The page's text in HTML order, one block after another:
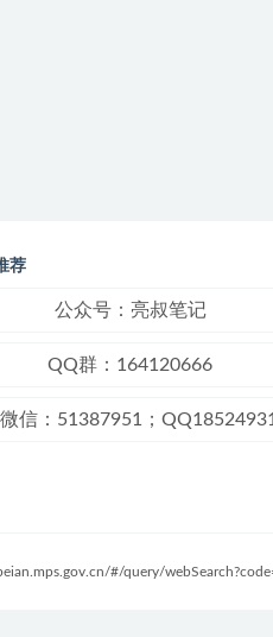
荐
公众号：亮叔笔记
QQ群：164120666
信：51387951；
#/query/